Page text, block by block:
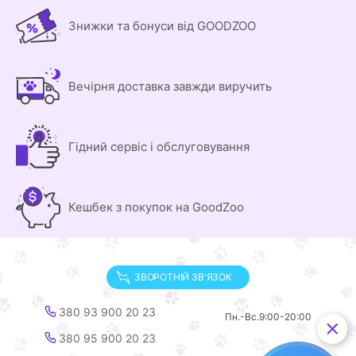
Знижки та бонуси від GOODZOO
Вечірня доставка завжди виручить
Гідний сервіс і обслуговування
Кешбек з покупок на GoodZoo
ЗВОРОТНІЙ ЗВ'ЯЗОК
380 93 900 20 23
380 95 900 20 23
Пн.-Вс.9:00-20:00